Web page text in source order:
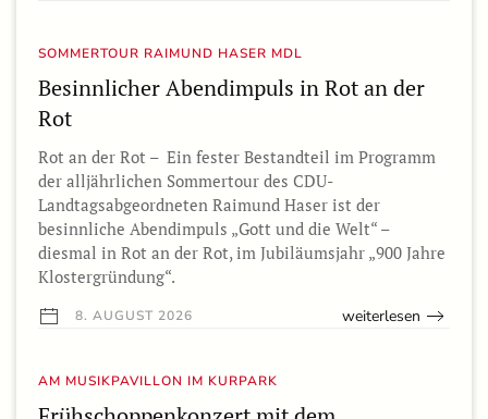
SOMMERTOUR RAIMUND HASER MDL
Besinnlicher Abendimpuls in Rot an der
Rot
Rot an der Rot – Ein fester Bestandteil im Programm
der alljährlichen Sommertour des CDU-
Landtagsabgeordneten Raimund Haser ist der
besinnliche Abendimpuls „Gott und die Welt“ –
diesmal in Rot an der Rot, im Jubiläumsjahr „900 Jahre
Klostergründung“.
8. AUGUST 2026 weiterlesen
AM MUSIKPAVILLON IM KURPARK